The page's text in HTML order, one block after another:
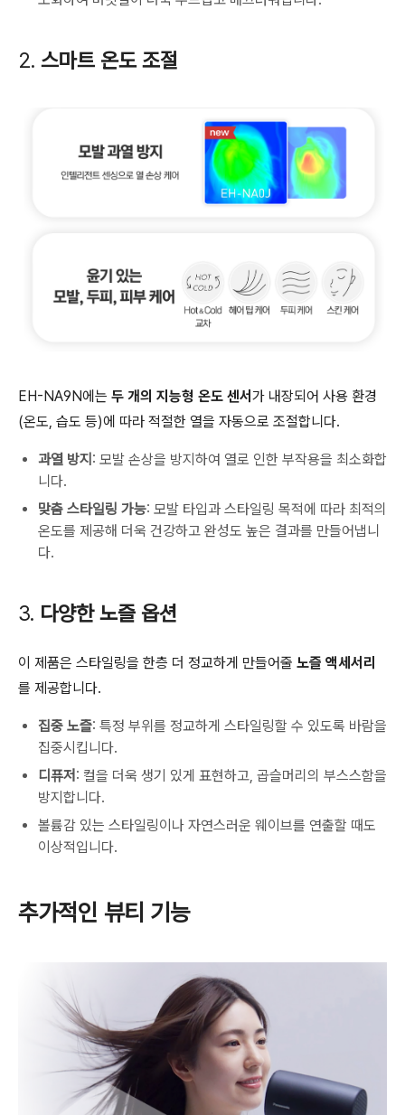
2. 스마트 온도 조절
EH-NA9N에는 두 개의 지능형 온도 센서 가 내장되어 사용 환경
(온도, 습도 등)에 따라 적절한 열을 자동으로 조절합니다.
과열 방지 : 모발 손상을 방지하여 열로 인한 부작용을 최소화합
니다.
맞춤 스타일링 가능: 모발 타입과 스타일링 목적에 따라 최적의
온도를 제공해 더욱 건강하고 완성도 높은 결과를 만들어냅니
다.
3. 다양한 노즐 옵션
이 제품은 스타일링을 한층 더 정교하게 만들어줄 노즐 액세서리
를 제공합니다.
집중 노즐: 특정 부위를 정교하게 스타일링할 수 있도록 바람을
집중시킵니다.
디퓨저 : 컬을 더욱 생기 있게 표현하고, 곱슬머리의 부스스함을
방지합니다.
볼륨감 있는 스타일링이나 자연스러운 웨이브를 연출할 때도
이상적입니다.
추가적인 뷰티 기능